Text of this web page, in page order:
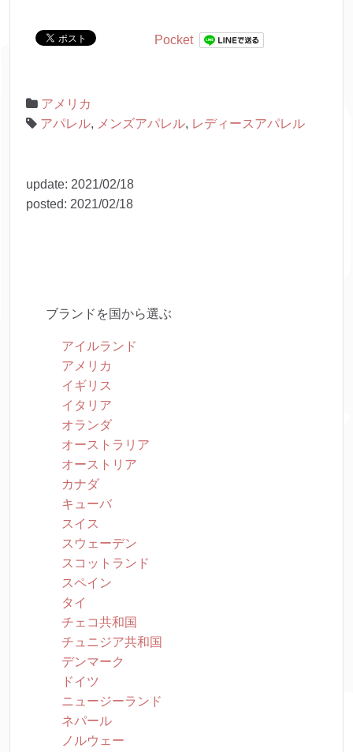
Pocket
アメリカ
アパレル, メンズアパレル, レディースアパレル
update: 2021/02/18
posted: 2021/02/18
ブランドを国から選ぶ
アイルランド
アメリカ
イギリス
イタリア
オランダ
オーストラリア
オーストリア
カナダ
キューバ
スイス
スウェーデン
スコットランド
スペイン
タイ
チェコ共和国
チュニジア共和国
デンマーク
ドイツ
ニュージーランド
ネパール
ノルウェー